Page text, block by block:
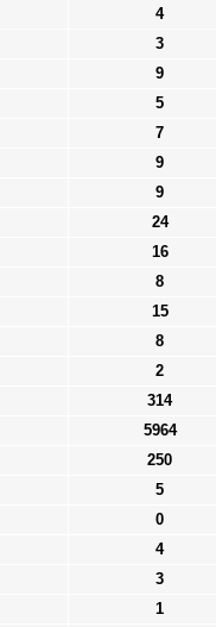
4
3
9
5
7
9
9
24
16
8
15
8
2
314
5964
250
5
0
4
3
1